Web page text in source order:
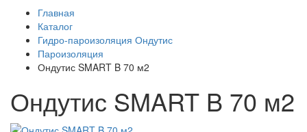
Главная
Каталог
Гидро-пароизоляция Ондутис
Пароизоляция
Ондутис SMART B 70 м2
Ондутис SMART B 70 м2